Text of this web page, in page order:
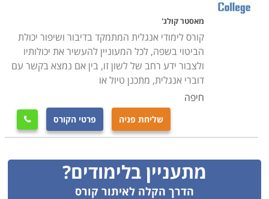
מאסטר קולג'
קורס לימודי אנגלית המתמקד בדיבור ושיפור יכולת
הביטוי בשפה, לכל המעוניין להעשיר את יכולותיו
ולצבור ידע רחב של לשון זו, בין אם נמצא בקשר עם
דוברי אנגלית, מתכנן טיול או
חיפה
שליחת פניה פרטי הקורס 
מתעניין בלימודים?
הדרך הקלה לאיתור קורס